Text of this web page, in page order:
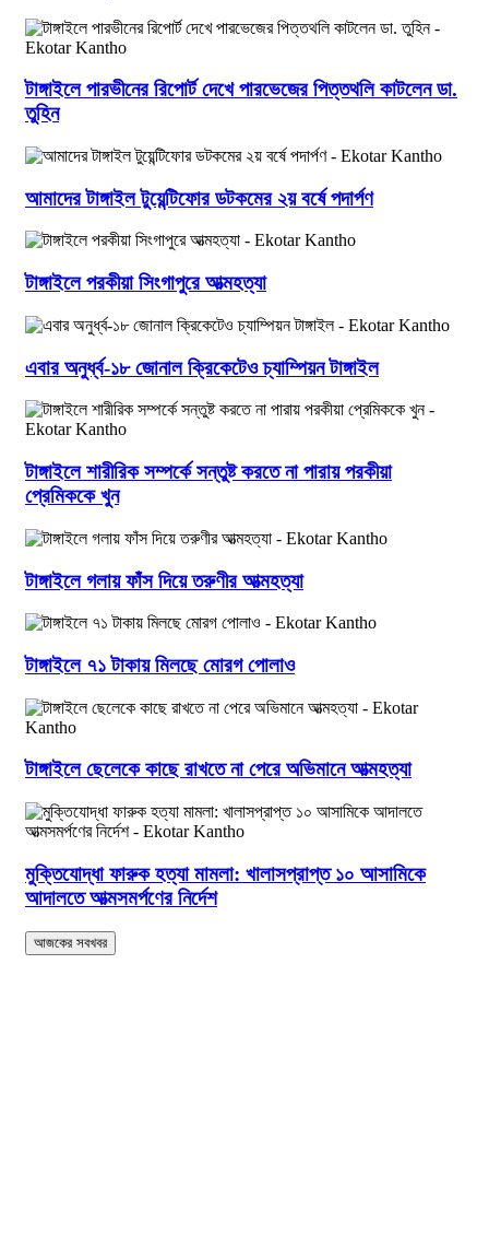
টাঙ্গাইলে পারভীনের রিপোর্ট দেখে পারভেজের পিত্তথলি কাটলেন ডা.
তুহিন
আমাদের টাঙ্গাইল টুয়েন্টিফোর ডটকমের ২য় বর্ষে পদার্পণ
টাঙ্গাইলে পরকীয়া সিংগাপুরে আত্মহত্যা
এবার অনুর্ধ্ব-১৮ জোনাল ক্রিকেটেও চ্যাম্পিয়ন টাঙ্গাইল
টাঙ্গাইলে শারীরিক সম্পর্কে সন্তুষ্ট করতে না পারায় পরকীয়া
প্রেমিককে খুন
টাঙ্গাইলে গলায় ফাঁস দিয়ে তরুণীর আত্মহত্যা
টাঙ্গাইলে ৭১ টাকায় মিলছে মোরগ পোলাও
টাঙ্গাইলে ছেলেকে কাছে রাখতে না পেরে অভিমানে আত্মহত্যা
মুক্তিযোদ্ধা ফারুক হত্যা মামলা: খালাসপ্রাপ্ত ১০ আসামিকে
আদালতে আত্মসমর্পণের নির্দেশ